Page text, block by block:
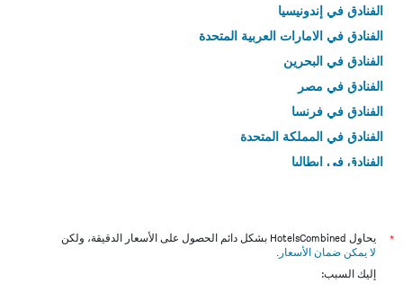
الفنادق في إندونيسيا
الفنادق في الامارات العربية المتحدة
الفنادق في البحرين
الفنادق في مصر
الفنادق في فرنسا
الفنادق في المملكة المتحدة
الفنادق في إيطاليا
*
يحاول HotelsCombined بشكل دائم الحصول على الأسعار الدقيقة، ولكن
لا يمكن ضمان الأسعار .
إليك السبب: